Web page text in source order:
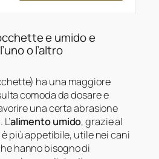
e umido e
o l’altro
ha una maggiore
comoda da dosare e
una certa abrasione
alimento umido, grazie al
più appetibile, utile nei cani
hanno bisogno di